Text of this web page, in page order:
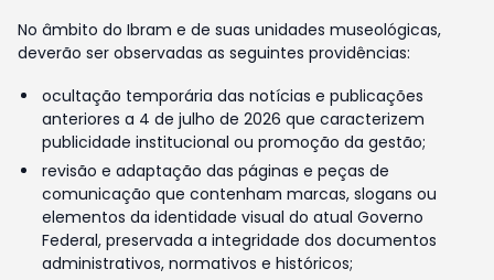
No âmbito do Ibram e de suas unidades museológicas,
deverão ser observadas as seguintes providências:
ocultação temporária das notícias e publicações
anteriores a 4 de julho de 2026 que caracterizem
publicidade institucional ou promoção da gestão;
revisão e adaptação das páginas e peças de
comunicação que contenham marcas, slogans ou
elementos da identidade visual do atual Governo
Federal, preservada a integridade dos documentos
administrativos, normativos e históricos;